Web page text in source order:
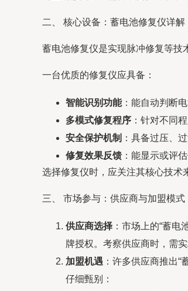
二、 核心设备：蓄电池修复仪详解
蓄电池修复仪是实现脉冲修复等技
一台优质的修复仪应具备：
智能识别功能：能自动判断
多模式修复程序 ：针对不同
安全保护机制 ：具备过压、
修复效果反馈 ：能显示或评
选择修复仪时，应关注其核心技术
三、 市场参与：供应商与加盟模式
供应商选择 ：市场上的“蓄
牌授权。考察供应商时，需
加盟机遇 ：许多供应商推出
仔细甄别：